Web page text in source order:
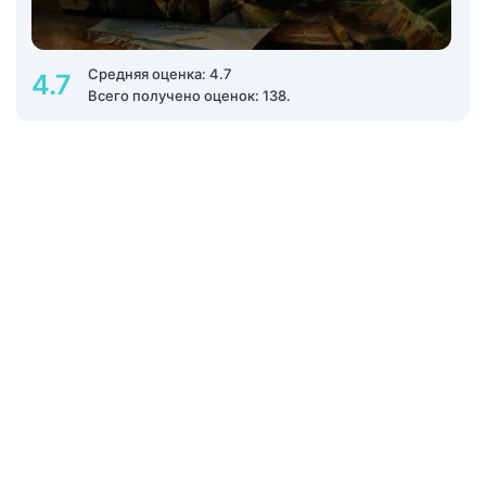
4.7
Средняя оценка: 4.7
Всего получено оценок: 138.